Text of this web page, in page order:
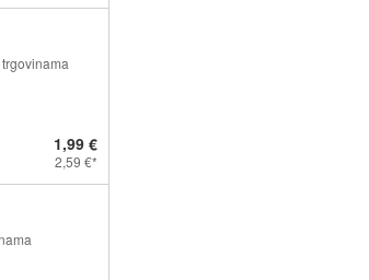
trgovinama
1,99 €
2,59 €